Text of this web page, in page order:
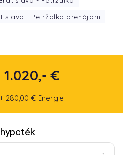
- Petržalka prenájom
1.020,- €
+ 280,00 € Energie